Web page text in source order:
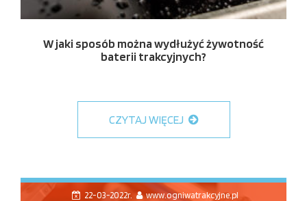
W jaki sposób można wydłużyć żywotność
baterii trakcyjnych?
CZYTAJ WIĘCEJ
22-03-2022r. www.ogniwatrakcyjne.pl